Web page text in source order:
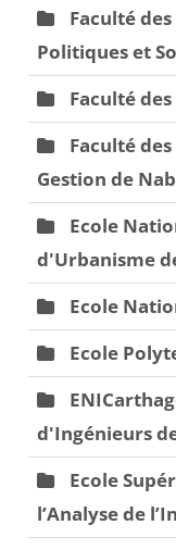
Faculté
Politiques et
Faculté
Faculté
Gestion de
Ecole
d'Urbanisme
Ecole
Ecole
d'Ingénieurs
Ecole
l’Analyse de